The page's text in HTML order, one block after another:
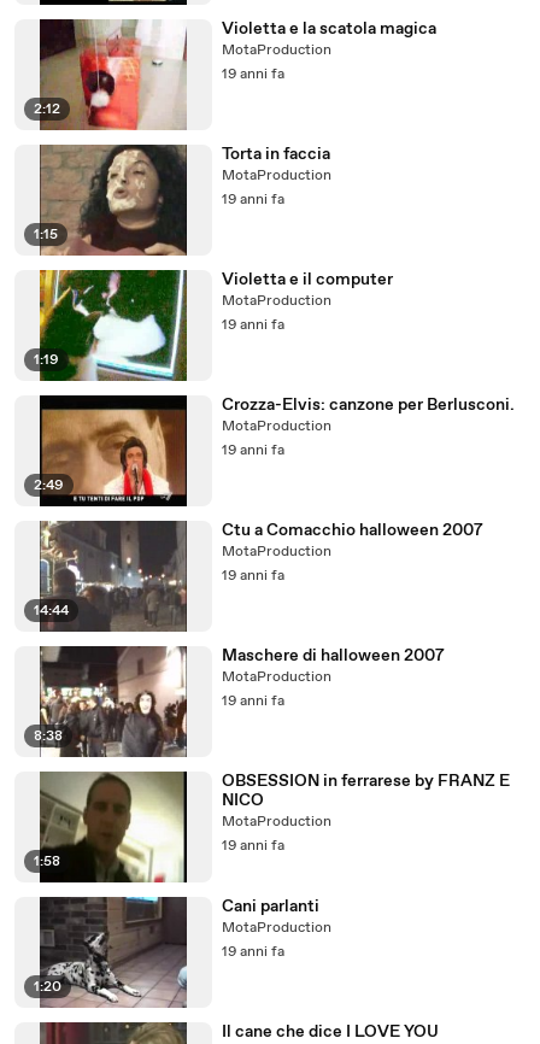
2:12
Violetta e la scatola magica
MotaProduction
19 anni fa
1:15
Torta in faccia
MotaProduction
19 anni fa
1:19
Violetta e il computer
MotaProduction
19 anni fa
2:49
Crozza-Elvis: canzone per Berlusconi.
MotaProduction
19 anni fa
14:44
Ctu a Comacchio halloween 2007
MotaProduction
19 anni fa
8:38
Maschere di halloween 2007
MotaProduction
19 anni fa
1:58
OBSESSION in ferrarese by FRANZ E
NICO
MotaProduction
19 anni fa
1:20
Cani parlanti
MotaProduction
19 anni fa
Il cane che dice I LOVE YOU